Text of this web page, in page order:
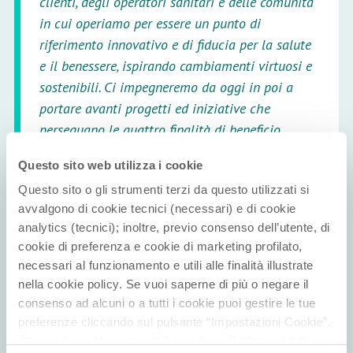
Questo sito web utilizza i cookie
Questo sito o gli strumenti terzi da questo utilizzati si
avvalgono di cookie tecnici (necessari) e di cookie
analytics (tecnici); inoltre, previo consenso dell’utente, di
cookie di preferenza e cookie di marketing profilato,
necessari al funzionamento e utili alle finalità illustrate
nella cookie policy. Se vuoi saperne di più o negare il
consenso ad alcuni o a tutti i cookie puoi gestire le tue
preferenze cliccando sul pulsante “Impostazioni Cookie”.
in cui operiamo per essere un punto di
riferimento innovativo e di fiducia per la salute
e il benessere, ispirando cambiamenti virtuosi e
sostenibili. Ci impegneremo da oggi in poi a
portare avanti progetti ed iniziative che
perseguano le quattro finalità di beneficio
Con il passaggio a Società Benefit, Hippocrates
Holding si impegna a comunicare annualmente i
risultati ottenuti per ciascun obiettivo nella propria
Relazione di Impatto, misurando i benefici sociali ed
ambientali generati.